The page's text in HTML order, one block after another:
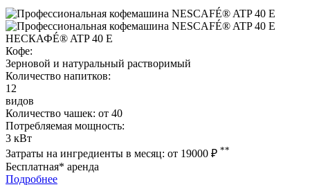
НЕСКАФÉ® ATP 40 E
Кофе:
Зерновой и натуральный растворимый
Количество напитков:
12
видов
Количество чашек: от 40
Потребляемая мощность:
3 кВт
Затраты на ингредиенты в месяц: от 19000 ₽ **
Бесплатная* аренда
Подробнее